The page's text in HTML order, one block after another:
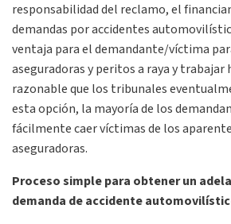
responsabilidad del reclamo, el
demandas por accidentes
ventaja para el demandante/víctima
aseguradoras y peritos a raya y trabajar
razonable que los tribunales
esta opción, la mayoría de los
fácilmente caer víctimas de los
aseguradoras.
Proceso simple para obtener un
demanda de accidente